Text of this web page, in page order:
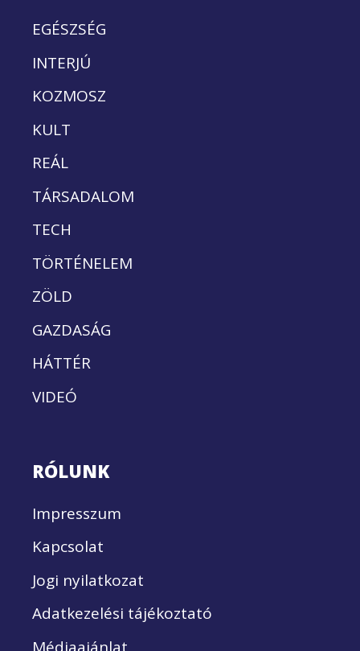
EGÉSZSÉG
INTERJÚ
KOZMOSZ
KULT
REÁL
TÁRSADALOM
TECH
TÖRTÉNELEM
ZÖLD
GAZDASÁG
HÁTTÉR
VIDEÓ
RÓLUNK
Impresszum
Kapcsolat
Jogi nyilatkozat
Adatkezelési tájékoztató